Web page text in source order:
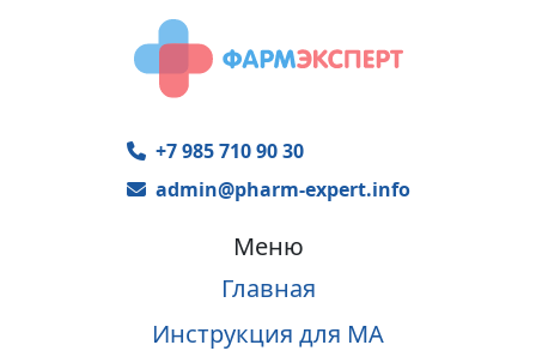
+7 985 710 90 30
admin@pharm-expert.info
Меню
Главная
Инструкция для МА